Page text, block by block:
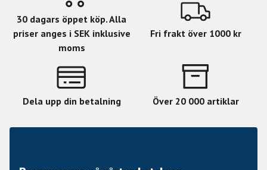
30 dagars öppet köp. Alla
priser anges i SEK inklusive
moms
Fri frakt över 1000 kr
Dela upp din betalning Över 20 000 artiklar